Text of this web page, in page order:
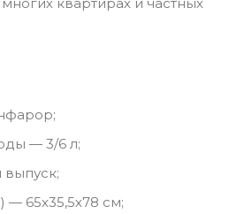
квартирах и частных
— 3/6 л;
65х35,5х78 см;